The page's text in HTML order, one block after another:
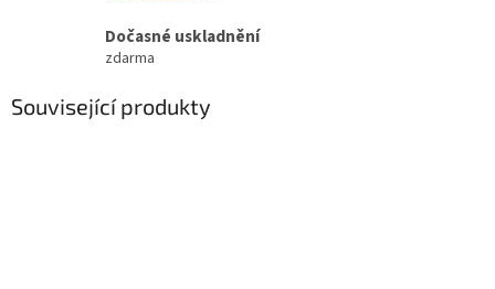
Dočasné uskladnění
zdarma
Související produkty